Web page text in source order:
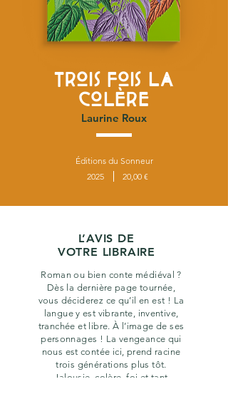
TROIS FOIS LA
COLÈRE
Laurine Roux
Éditions du Sonneur
2025
20,00 €
L’AVIS DE
VOTRE LIBRAIRE
Roman ou bien conte médiéval ?
Dès la dernière page tournée,
vous déciderez ce qu’il en est ! La
langue y est vibrante, inventive,
tranchée et libre. À l’image de ses
personnages ! La vengeance qui
nous est contée ici, prend racine
trois générations plus tôt.
Jalousie, colère, foi et tant